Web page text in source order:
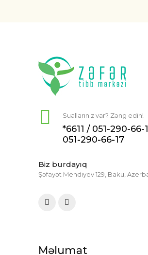
Suallarınız var? Zəng edin!
*6611 / 051-290-66-
051-290-66-17
Biz burdayıq
Şəfayət Mehdiyev 129, Baku,
Məlumat